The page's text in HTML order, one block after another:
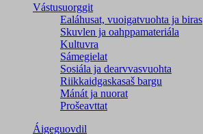
Vástusuorggit
Ealáhusat, vuoigatvuohta ja biras
Skuvlen ja oahppamateriála
Kultuvra
Sámegielat
Sosiála ja dearvvasvuohta
Riikkaidgaskasaš bargu
Mánát ja nuorat
Prošeavttat
Áigeguovdil